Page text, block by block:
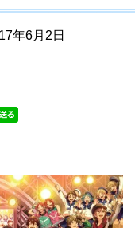
年6月2日